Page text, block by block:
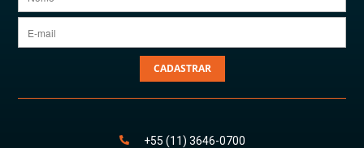
CADASTRAR
+55 (11) 3646-0700